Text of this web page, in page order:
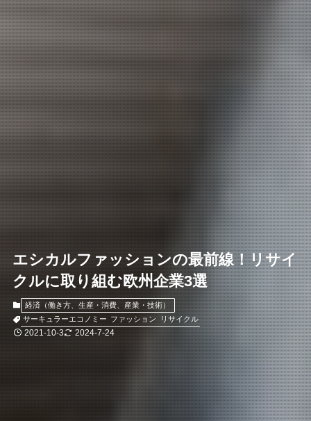
エシカルファッションの最前線！リサイ
クルに取り組む欧州企業3選
経済（働き方、生産・消費、産業・技術）
サーキュラーエコノミー ファッション リサイクル
2021-10-3 2024-7-24